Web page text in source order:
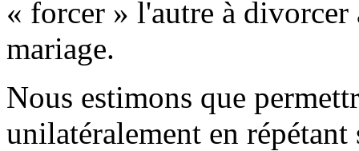
« forcer » l'autre à
mariage.
Nous estimons que
unilatéralement en